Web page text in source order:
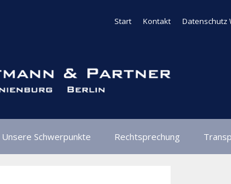
Start Kontakt Datenschutz
Unsere Schwerpunkte Rechtsprechung